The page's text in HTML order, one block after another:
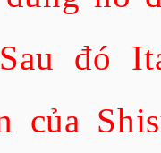
đó
của